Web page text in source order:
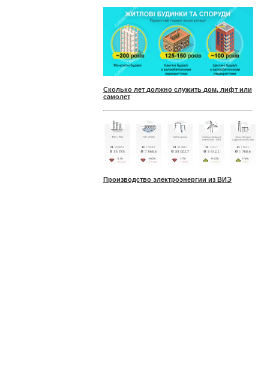
Сколько лет должно служить дом, лифт или
самолет
Производство электроэнергии из ВИЭ